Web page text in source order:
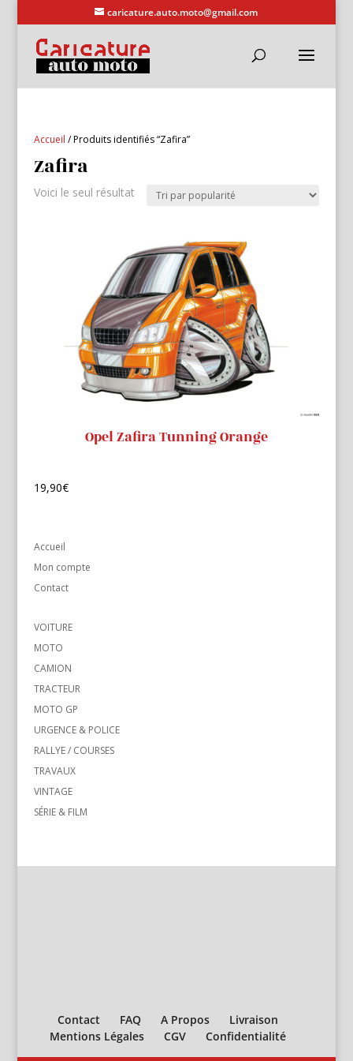
caricature.auto.moto@gmail.com
Accueil / Produits identifiés “Zafira”
Zafira
Voici le seul résultat
Opel Zafira Tunning Orange
19,90€
Accueil
Mon compte
Contact
VOITURE
MOTO
CAMION
TRACTEUR
MOTO GP
URGENCE & POLICE
RALLYE / COURSES
TRAVAUX
VINTAGE
SÉRIE & FILM
Contact FAQ A Propos
Livraison
Mentions Légales
CGV Confidentialité